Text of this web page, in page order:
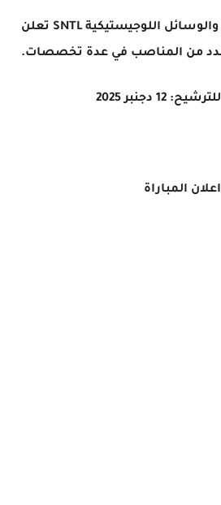
الشركة الوطنية للنقل والوسائل اللوجيستيكية SNTL تعلن
من المناصب في عدة تخصصات.
12 دجنبر 2025
اعلان المباراة